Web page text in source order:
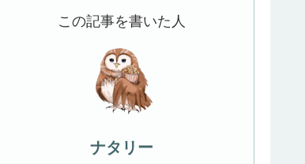
この記事を書いた人
ナタリー